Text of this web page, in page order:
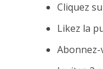
Cliquez
Likez la
Abonnez-